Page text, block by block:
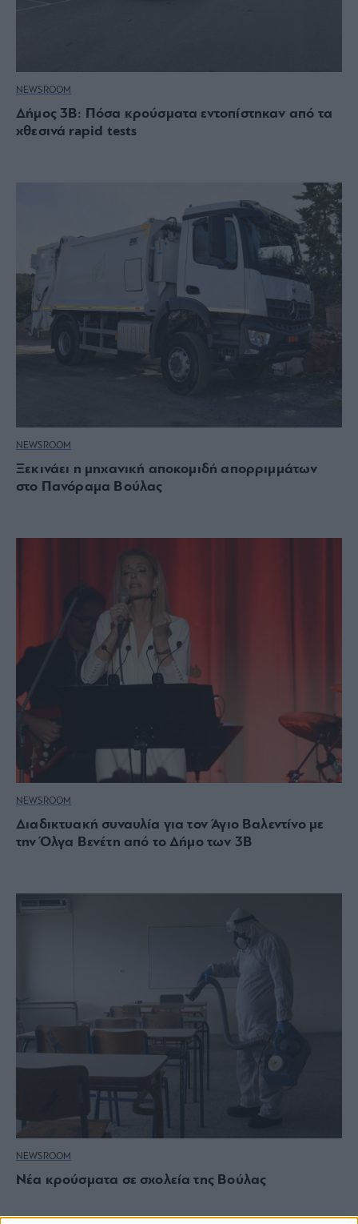
NEWSROOM
Δήμος 3Β: Πόσα κρούσματα εντοπίστηκαν από τα
χθεσινά rapid tests
NEWSROOM
Ξεκινάει η μηχανική αποκομιδή απορριμμάτων
στο Πανόραμα Βούλας
NEWSROOM
Διαδικτυακή συναυλία για τον Άγιο Βαλεντίνο με
την Όλγα Βενέτη από το Δήμο των 3Β
NEWSROOM
Νέα κρούσματα σε σχολεία της Βούλας